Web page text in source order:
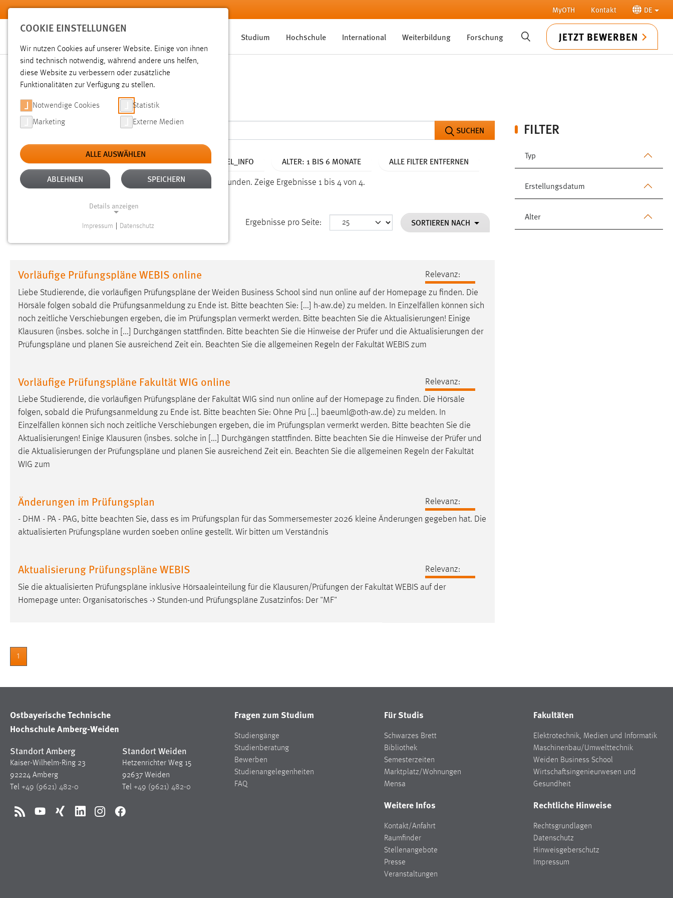
Zum Hauptinhalt springen MyOTH Kontakt DE
Studium Hochschule International Weiterbildung Forschung SUCHE JETZT BEWERBEN
SUCHE
FILTER
Typ
Erstellungsdatum
Alter
SUCHEN
Aktive Filter: TYP: TX_OTHAWORGANIZATION_DOMAIN_MODEL_INFO ALTER: 1 BIS 6 MONATE ALLE FILTER ENTFERNEN
Gesucht nach "Prufungsplane+". Es wurden 4 Ergebnisse gefunden. Zeige Ergebnisse 1 bis 4 von 4.
Ergebnisse pro Seite: SORTIEREN NACH
Vorläufige Prüfungspläne WEBIS online
Relevanz:
Liebe Studierende, die vorläufigen Prüfungspläne der Weiden Business School sind nun online auf der Homepage zu finden. Die
Hörsäle folgen sobald die Prüfungsanmeldung zu Ende ist. Bitte beachten Sie: [...] h-aw.de) zu melden. In Einzelfällen können sich
noch zeitliche Verschiebungen ergeben, die im Prüfungsplan vermerkt werden. Bitte beachten Sie die Aktualisierungen! Einige
Klausuren (insbes. solche in [...] Durchgängen stattfinden. Bitte beachten Sie die Hinweise der Prüfer und die Aktualisierungen der
Prüfungspläne und planen Sie ausreichend Zeit ein. Beachten Sie die allgemeinen Regeln der Fakultät WEBIS zum
Vorläufige Prüfungspläne Fakultät WIG online
Relevanz:
Liebe Studierende, die vorläufigen Prüfungspläne der Fakultät WIG sind nun online auf der Homepage zu finden. Die Hörsäle
folgen, sobald die Prüfungsanmeldung zu Ende ist. Bitte beachten Sie: Ohne Prü [...] baeuml@oth-aw.de) zu melden. In
Einzelfällen können sich noch zeitliche Verschiebungen ergeben, die im Prüfungsplan vermerkt werden. Bitte beachten Sie die
Aktualisierungen! Einige Klausuren (insbes. solche in [...] Durchgängen stattfinden. Bitte beachten Sie die Hinweise der Prüfer und
die Aktualisierungen der Prüfungspläne und planen Sie ausreichend Zeit ein. Beachten Sie die allgemeinen Regeln der Fakultät
WIG zum
Änderungen im Prüfungsplan
Relevanz:
- DHM - PA - PAG, bitte beachten Sie, dass es im Prüfungsplan für das Sommersemester 2026 kleine Änderungen gegeben hat. Die
aktualisierten Prüfungspläne wurden soeben online gestellt. Wir bitten um Verständnis
Aktualisierung Prüfungspläne WEBIS
Relevanz:
Sie die aktualisierten Prüfungspläne inklusive Hörsaaleinteilung für die Klausuren/Prüfungen der Fakultät WEBIS auf der
Homepage unter: Organisatorisches -> Stunden-und Prüfungspläne Zusatzinfos: Der "MF"
1
Ostbayerische Technische
Hochschule Amberg-Weiden
Standort Amberg
Kaiser-Wilhelm-Ring 23
92224 Amberg
Tel +49 (9621) 482-0
Standort Weiden
Hetzenrichter Weg 15
92637 Weiden
Tel +49 (9621) 482-0
RSS YouTubeXing LinkedInInstagramFacebook
Fragen zum Studium
Studiengänge
Studienberatung
Bewerben
Studienangelegenheiten
FAQ
Für Studis
Schwarzes Brett
Bibliothek
Semesterzeiten
Marktplatz/Wohnungen
Mensa
Fakultäten
Elektrotechnik, Medien und Informatik
Maschinenbau/Umwelttechnik
Weiden Business School
Wirtschaftsingenieurwesen und
Gesundheit
Weitere Infos
Kontakt/Anfahrt
Raumfinder
Stellenangebote
Presse
Veranstaltungen
Rechtliche Hinweise
Rechtsgrundlagen
Datenschutz
Hinweisgeberschutz
Impressum
COOKIE EINSTELLUNGEN
Wir nutzen Cookies auf unserer Website. Einige von ihnen
sind technisch notwendig, während andere uns helfen,
diese Website zu verbessern oder zusätzliche
Funktionalitäten zur Verfügung zu stellen.
Notwendige Cookies Statistik
Marketing Externe Medien
ALLE AUSWÄHLEN
ABLEHNEN SPEICHERN
Details anzeigen
Website erforderlich.
Einverständnis
Name: cookie_consent
Zweck:
Dieser Cookie speichert die
ausgewählten Einverständnis-Optionen
Cookie Laufzeit: 1 Jahr
Performance
Name: staticfilecache
Zweck:
Für performante Seitenauslieferung wird
in diesem Cookie gespeichert, ob man
Sprachpräferenz
Name: site-language-preference
Zweck:
Das Cookie speichert die gewählte
Cookie Laufzeit: 30 Tage
Chat
Cookie Laufzeit:
Jahre, MIBEW_UserID = 1 Jahr
Login
Name: fe_user, be_user, be_lastLoginProvider
Zweck:
Dieser Cookie ist notwendig um sich an
Cookie Laufzeit: 24 Stunden
Impressum Datenschutz